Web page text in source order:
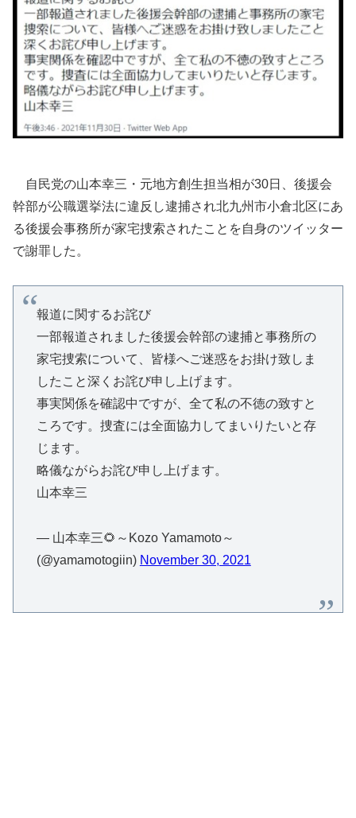
自民党の山本幸三・元地方創生担当相が30日、後援会
幹部が公職選挙法に違反し逮捕され北九州市小倉北区にあ
る後援会事務所が家宅捜索されたことを自身のツイッター
で謝罪した。
報道に関するお詫び
一部報道されました後援会幹部の逮捕と事務所の
家宅捜索について、皆様へご迷惑をお掛け致しま
したこと深くお詫び申し上げます。
事実関係を確認中ですが、全て私の不徳の致すと
ころです。捜査には全面協力してまいりたいと存
じます。
略儀ながらお詫び申し上げます。
山本幸三
— 山本幸三🌻～Kozo Yamamoto～
(@yamamotogiin) November 30, 2021